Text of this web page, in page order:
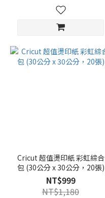
Cricut 超值燙印紙 彩虹綜合
包 (30公分 x 30公分，20張)
NT$999
NT$1,180